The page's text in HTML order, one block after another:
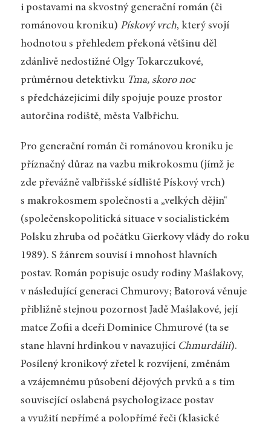
i postavami na skvostný generační román (či
románovou kroniku) Pískový vrch, který svojí
hodnotou s přehledem překoná většinu děl
zdánlivě nedostižné Olgy Tokarczukové,
průměrnou detektivku Tma, skoro noc
s předcházejícími díly spojuje pouze prostor
autorčina rodiště, města Valbřichu.
Pro generační román či románovou kroniku je
příznačný důraz na vazbu mikrokosmu (jímž je
zde převážně valbřišské sídliště Pískový vrch)
s makrokosmem společnosti a „velkých dějin“
(společenskopolitická situace v socialistickém
Polsku zhruba od počátku Gierkovy vlády do roku
1989). S žánrem souvisí i mnohost hlavních
postav. Román popisuje osudy rodiny Maślakovy,
v následující generaci Chmurovy; Batorová věnuje
přibližně stejnou pozornost Jadě Maślakové, její
matce Zofii a dceři Dominice Chmurové (ta se
stane hlavní hrdinkou v navazující Chmurdálii).
Posílený kronikový zřetel k rozvíjení, změnám
a vzájemnému působení dějových prvků a s tím
související oslabená psychologizace postav
a využití nepřímé a polopřímé řeči (klasické